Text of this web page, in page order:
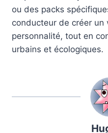
ou des packs
conducteur de créer un
personnalité, tout en
urbains et écologiques.